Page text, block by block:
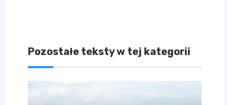
Pozostałe teksty w tej kategorii